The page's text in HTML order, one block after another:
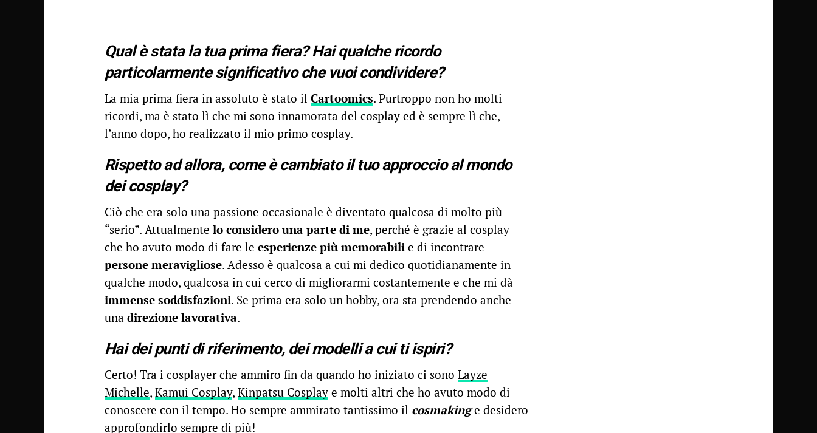
Qual è stata la tua prima fiera? Hai qualche ricordo
particolarmente significativo che vuoi condividere?
La mia prima fiera in assoluto è stato il Cartoomics. Purtroppo non ho molti
ricordi, ma è stato lì che mi sono innamorata del cosplay ed è sempre lì che,
l’anno dopo, ho realizzato il mio primo cosplay.
Rispetto ad allora, come è cambiato il tuo approccio al mondo
dei cosplay?
Ciò che era solo una passione occasionale è diventato qualcosa di molto più
“serio”. Attualmente lo considero una parte di me, perché è grazie al cosplay
che ho avuto modo di fare le esperienze più memorabili e di incontrare
persone meravigliose. Adesso è qualcosa a cui mi dedico quotidianamente in
qualche modo, qualcosa in cui cerco di migliorarmi costantemente e che mi dà
immense soddisfazioni. Se prima era solo un hobby, ora sta prendendo anche
una direzione lavorativa.
Hai dei punti di riferimento, dei modelli a cui ti ispiri?
Certo! Tra i cosplayer che ammiro fin da quando ho iniziato ci sono Layze
Michelle, Kamui Cosplay, Kinpatsu Cosplay e molti altri che ho avuto modo di
conoscere con il tempo. Ho sempre ammirato tantissimo il cosmakinge desidero
approfondirlo sempre di più!